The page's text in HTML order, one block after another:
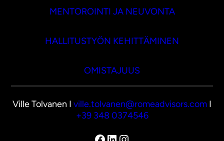
MENTOROINTI JA NEUVONTA
HALLITUSTYÖN KEHITTÄMINEN
OMISTAJUUS
Ville Tolvanen I ville.tolvanen@romeadvisors.com I
+39 348 0374546